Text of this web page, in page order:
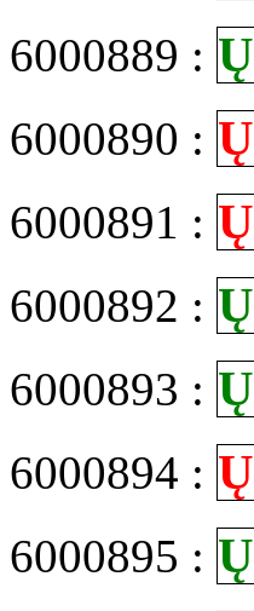
6000889 :
6000890 :
6000891 :
6000892 :
6000893 :
6000894 :
6000895 :